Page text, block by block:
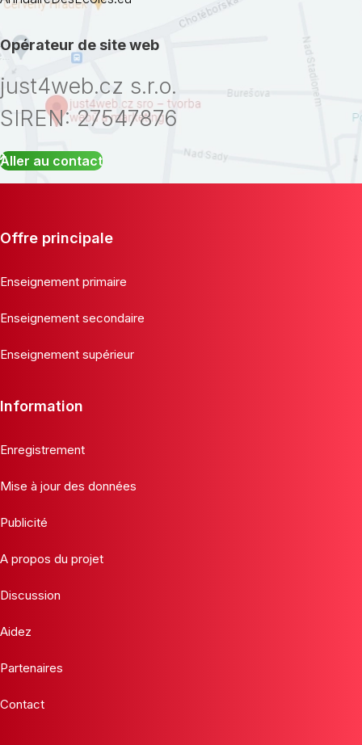
Opérateur de site web
just4web.cz s.r.o.
SIREN: 27547876
Aller au contact
Offre principale
Enseignement primaire
Enseignement secondaire
Enseignement supérieur
Information
Enregistrement
Mise à jour des données
Publicité
A propos du projet
Discussion
Aidez
Partenaires
Contact